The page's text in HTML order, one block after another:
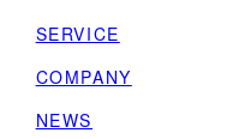
SERVICE
COMPANY
NEWS